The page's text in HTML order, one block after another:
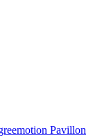
Pavillon